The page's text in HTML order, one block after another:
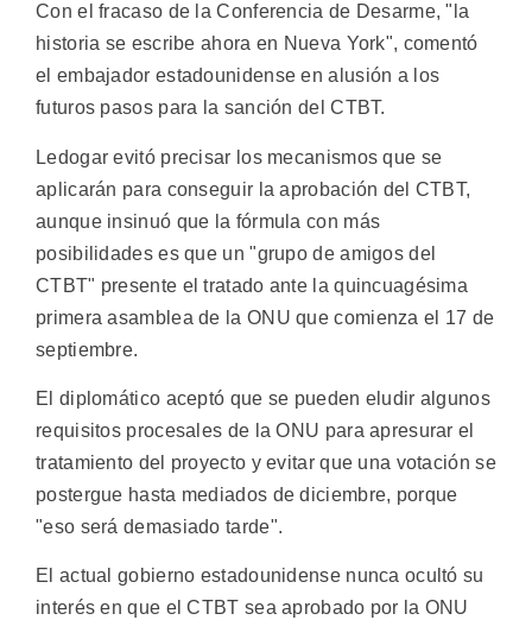
Con el fracaso de la Conferencia de Desarme, "la
historia se escribe ahora en Nueva York", comentó
el embajador estadounidense en alusión a los
futuros pasos para la sanción del CTBT.
Ledogar evitó precisar los mecanismos que se
aplicarán para conseguir la aprobación del CTBT,
aunque insinuó que la fórmula con más
posibilidades es que un "grupo de amigos del
CTBT" presente el tratado ante la quincuagésima
primera asamblea de la ONU que comienza el 17 de
septiembre.
El diplomático aceptó que se pueden eludir algunos
requisitos procesales de la ONU para apresurar el
tratamiento del proyecto y evitar que una votación se
postergue hasta mediados de diciembre, porque
"eso será demasiado tarde".
El actual gobierno estadounidense nunca ocultó su
interés en que el CTBT sea aprobado por la ONU